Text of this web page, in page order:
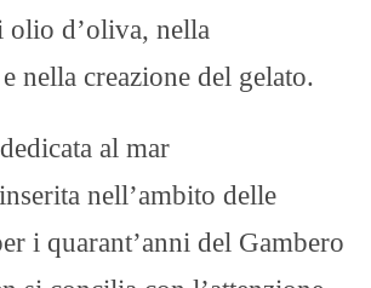
olio d’oliva, nella
nella creazione del gelato.
al mar
nell’ambito delle
i quarant’anni del Gambero